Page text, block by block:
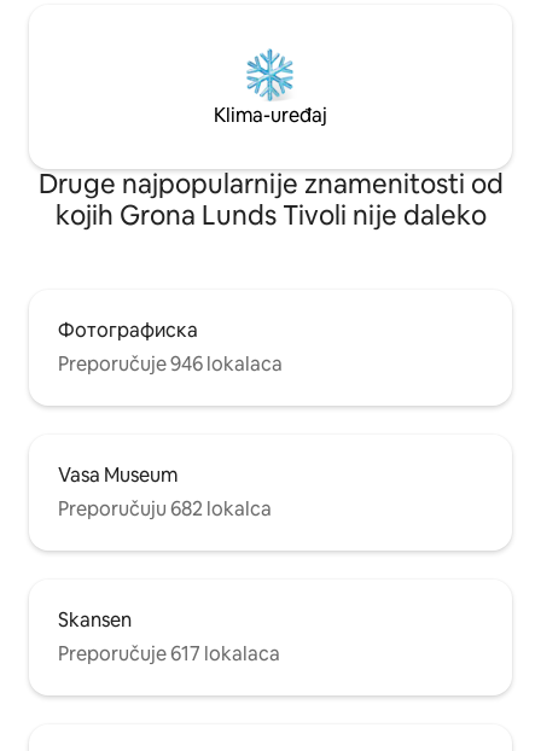
Klima-uređaj
Druge najpopularnije znamenitosti od
kojih Grona Lunds Tivoli nije daleko
Фотографиска
Preporučuje 946 lokalaca
Vasa Museum
Preporučuju 682 lokalca
Skansen
Preporučuje 617 lokalaca